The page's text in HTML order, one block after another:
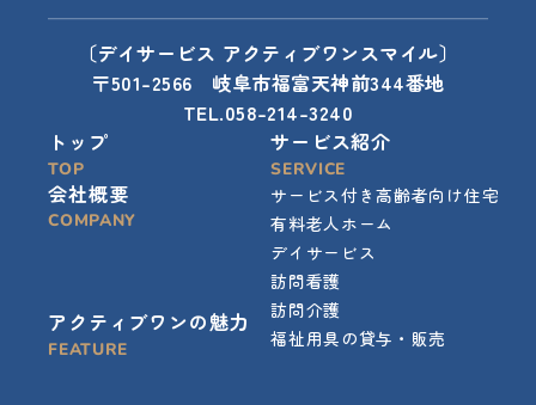
〔デイサービス アクティブワンスマイル〕
〒501-2566 岐阜市福富天神前344番地
TEL.058-214-3240
トップ
TOP
会社概要
COMPANY
アクティブワンの魅力
FEATURE
サービス紹介
SERVICE
サービス付き高齢者向け住宅
有料老人ホーム
デイサービス
訪問看護
訪問介護
福祉用具の貸与・販売